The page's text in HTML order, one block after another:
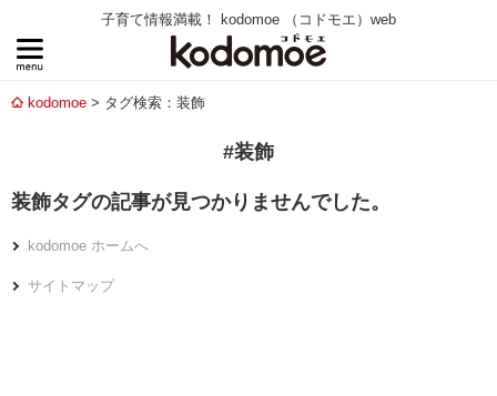
子育て情報満載！ kodomoe （コドモエ）web
kodomoe タグ検索：装飾
#装飾
装飾タグの記事が見つかりませんでした。
kodomoe ホームへ
サイトマップ